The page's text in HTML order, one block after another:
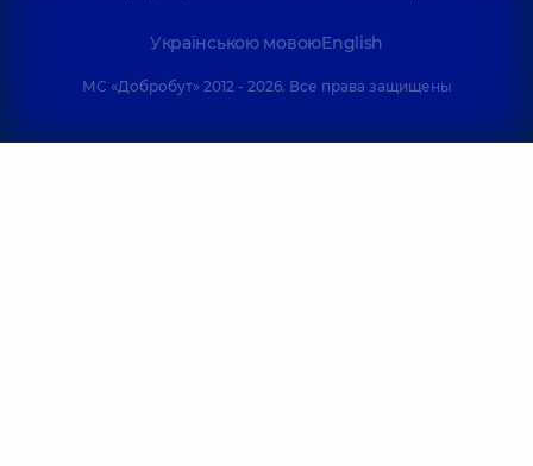
Українською мовоюEnglish
МС «Добробут» 2012 - 2026. Все права защищены